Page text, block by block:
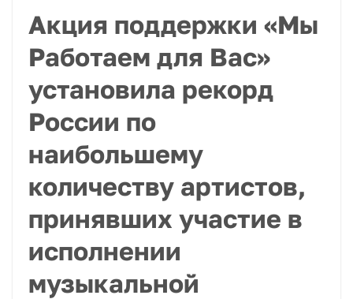
Акция поддержки «Мы
Работаем для Вас»
установила рекорд
России по
наибольшему
количеству артистов,
принявших участие в
исполнении
музыкальной